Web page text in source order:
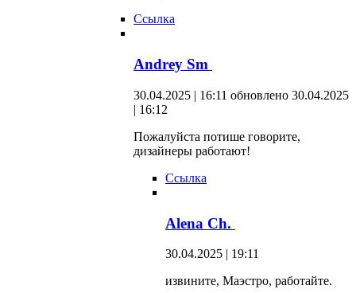
Ссылка
Andrey Sm
30.04.2025 | 16:11 обновлено 30.04.2025
| 16:12
Пожалуйста потише говорите,
дизайнеры работают!
Ссылка
Alena Ch.
30.04.2025 | 19:11
извините, Маэстро, работайте.